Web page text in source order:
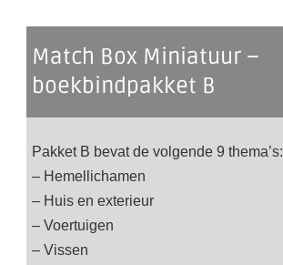
Match Box Miniatuur –
boekbindpakket B
Pakket B bevat de volgende 9 thema’s:
– Hemellichamen
– Huis en exterieur
– Voertuigen
– Vissen